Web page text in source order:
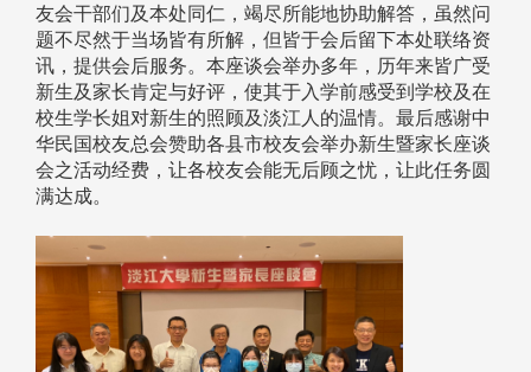
友会干部们及本处同仁，竭尽所能地协助解答，虽然问
题不尽然于当场皆有所解，但皆于会后留下本处联络资
讯，提供会后服务。本座谈会举办多年，历年来皆广受
新生及家长肯定与好评，使其于入学前感受到学校及在
校生学长姐对新生的照顾及淡江人的温情。最后感谢中
华民国校友总会赞助各县市校友会举办新生暨家长座谈
会之活动经费，让各校友会能无后顾之忧，让此任务圆
满达成。